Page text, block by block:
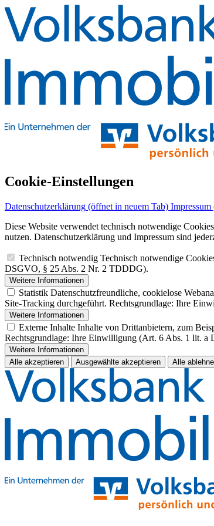
Cookie-Einstellungen
Datenschutzerklärung (öffnet in neuem Tab) Impressum
Diese Website verwendet technisch notwendige
nutzen. Datenschutzerklärung und Impressum sind
Technisch notwendig Technisch notwendige
DSGVO, § 25 Abs. 2 Nr. 2 TDDDG).
Weitere Informationen
Statistik Datenschutzfreundliche, cookielose
Site-Tracking durchgeführt. Rechtsgrundlage: Ihre
Weitere Informationen
Externe Inhalte Inhalte von Drittanbietern, zum
Rechtsgrundlage: Ihre Einwilligung (Art. 6 Abs. 1 lit.
Weitere Informationen
Alle akzeptieren
Ausgewählte akzeptieren Alle